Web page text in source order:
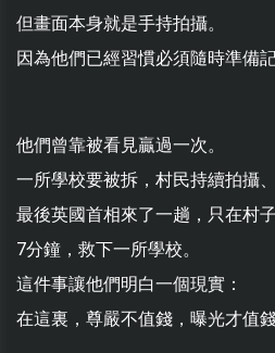
但畫面本身就是手持拍攝。
因為他們已經習慣必須隨時準備
他們曾靠被看見贏過一次。
一所學校要被拆，村民持續拍攝、
最後英國首相來了一趟，只在村
7分鐘，救下一所學校。
這件事讓他們明白一個現實：
在這裏，尊嚴不值錢，曝光才值錢